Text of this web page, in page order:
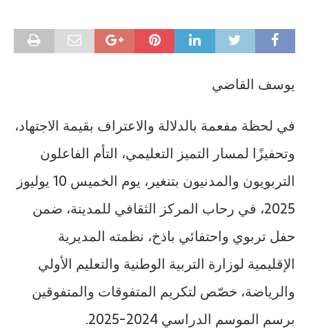
يوسف القاضي
في لحظة مفعمة بالدلالة والاعتراف بقيمة الاجتهاد،
وتحفيزًا لمسار التميز التعليمي، التأم الفاعلون
التربويون والمدنيون بتنغير، يوم الخميس 10 يوليوز
2025، في رحاب المركز الثقافي للمدينة، ضمن
حفل تربوي واحتفائي باذخ، نظمته المديرية
الإقليمية لوزارة التربية الوطنية والتعليم الأولي
والرياضة، خصّص لتكريم المتفوقات والمتفوقين
برسم الموسم الدراسي 2024-2025.